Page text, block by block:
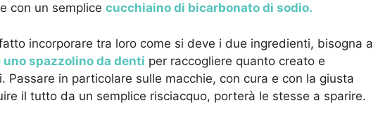
con un semplice cucchiaino di bicarbonato di sodio.
incorporare tra loro come si deve i due ingredienti, bisogna a
uno spazzolino da denti per raccogliere quanto creato e
Passare in particolare sulle macchie, con cura e con la giusta
il tutto da un semplice risciacquo, porterà le stesse a sparire.